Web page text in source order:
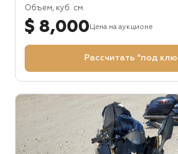
Объем, куб. см.
$ 8,000 Цена на аукционе
Рассчитать "под